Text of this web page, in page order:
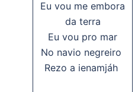
Eu vou me embora
da terra
Eu vou pro mar
No navio negreiro
Rezo a ienamjáh